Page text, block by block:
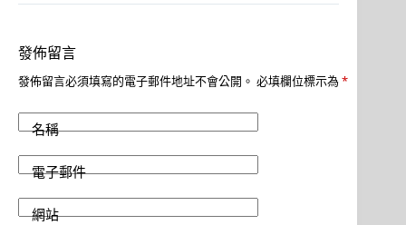
發佈留言
發佈留言必須填寫的電子郵件地址不會公開。 必填欄位標示為 *
名稱
電子郵件
網站